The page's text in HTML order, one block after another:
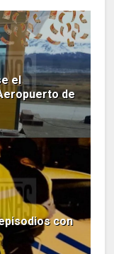
el
de
con